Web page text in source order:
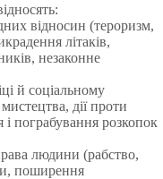
відносин (тероризм,
літаків,
незаконне
й соціальному
дії проти
пограбування розкопок
людини (рабство,
поширення